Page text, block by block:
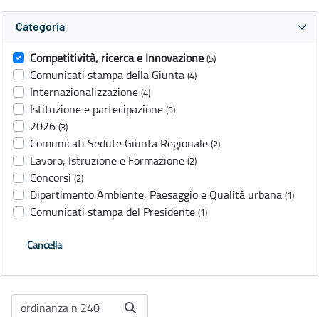
Categoria
Competitività, ricerca e Innovazione (5)
Comunicati stampa della Giunta (4)
Internazionalizzazione (4)
Istituzione e partecipazione (3)
2026 (3)
Comunicati Sedute Giunta Regionale (2)
Lavoro, Istruzione e Formazione (2)
Concorsi (2)
Dipartimento Ambiente, Paesaggio e Qualità urbana (1)
Comunicati stampa del Presidente (1)
Cancella